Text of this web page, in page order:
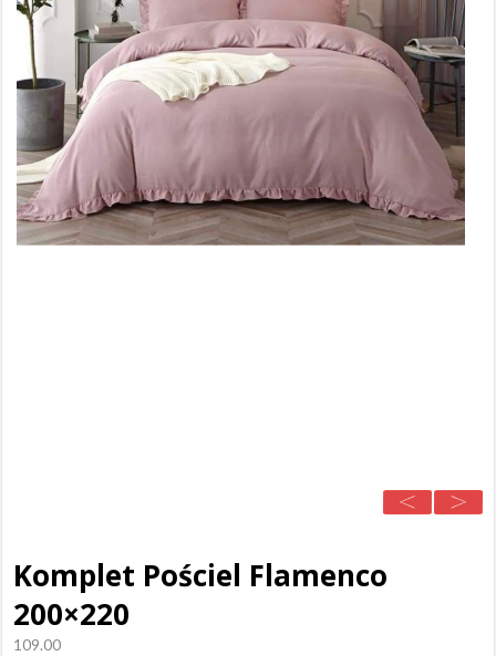
Komplet Pościel Flamenco
200×220
109.00